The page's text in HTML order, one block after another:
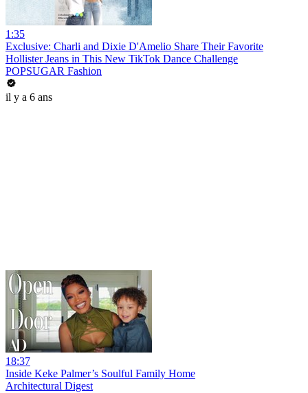
1:35
Exclusive: Charli and Dixie D'Amelio Share Their Favorite
Hollister Jeans in This New TikTok Dance Challenge
POPSUGAR Fashion
il y a 6 ans
18:37
Inside Keke Palmer’s Soulful Family Home
Architectural Digest